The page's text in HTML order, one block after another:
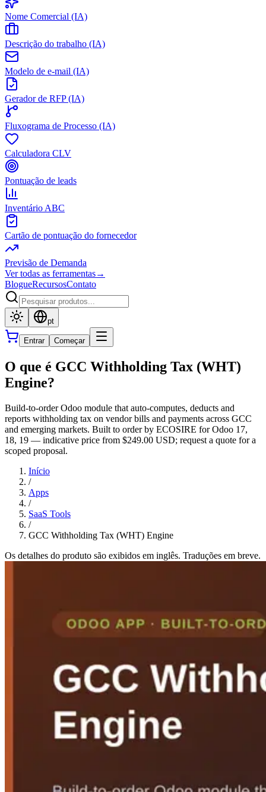
Nome Comercial (IA)
Descrição do trabalho (IA)
Modelo de e-mail (IA)
Gerador de RFP (IA)
Fluxograma de Processo (IA)
Calculadora CLV
Pontuação de leads
Inventário ABC
Cartão de pontuação do fornecedor
Previsão de Demanda
Ver todas as ferramentas→
BlogueRecursosContato
pt
Entrar Começar
O que é GCC Withholding Tax (WHT)
Engine?
Build-to-order Odoo module that auto-computes, deducts and
reports withholding tax on vendor bills and payments across GCC
and emerging markets. Built to order by ECOSIRE for Odoo 17,
18, 19 — indicative price from $249.00 USD; request a quote for a
scoped proposal.
Início
/
Apps
/
SaaS Tools
/
GCC Withholding Tax (WHT) Engine
Os detalhes do produto são exibidos em inglês. Traduções em breve.